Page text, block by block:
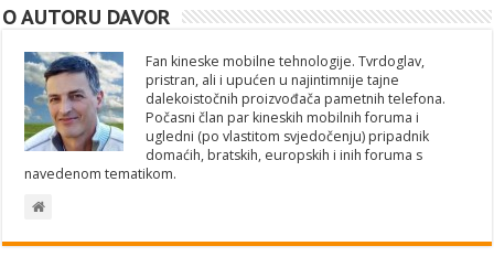
O AUTORU DAVOR
Fan kineske mobilne tehnologije. Tvrdoglav,
pristran, ali i upućen u najintimnije tajne
dalekoistočnih proizvođača pametnih telefona.
Počasni član par kineskih mobilnih foruma i
ugledni (po vlastitom svjedočenju) pripadnik
domaćih, bratskih, europskih i inih foruma s
navedenom tematikom.